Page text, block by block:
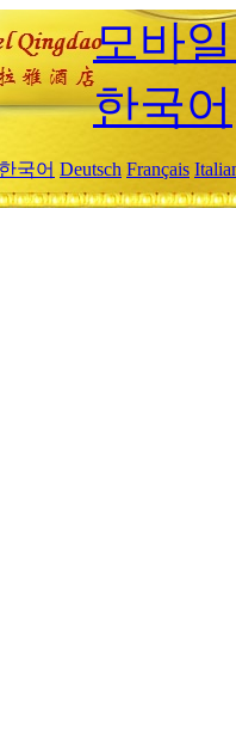
모바
한국어
한국어 Deutsch Français